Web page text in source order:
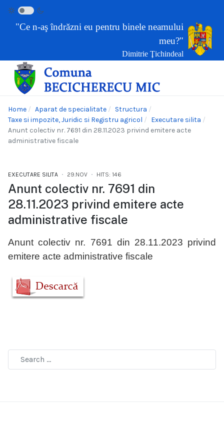
"Ce n-aş îndrăzni eu pentru binele neamului
meu?"
Dimitrie Ţichindeal
Home Aparat de specialitate
Structura
Taxe si impozite, Juridic si Registru agricol
Executare silita
Anunt colectiv nr. 7691 din 28.11.2023 privind emitere acte
administrative fiscale
EXECUTARE SILITA 29.NOV HITS: 146
Anunt colectiv nr. 7691 din
28.11.2023 privind emitere acte
administrative fiscale
Anunt colectiv nr. 7691 din 28.11.2023 privind
emitere acte administrative fiscale